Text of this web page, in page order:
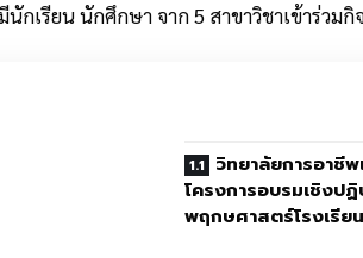
กเรียน นักศึกษา จาก 5 สาขาวิชาเข้าร่วมกิ
วิทยาลัยการอาชี
โครงการอบรมเชิงป
พฤกษศาสตร์โรงเรียน